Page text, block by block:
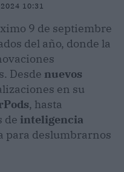
10:31
9 de septiembre
del año, donde la
Desde nuevos
en su
, hasta
de inteligencia
para deslumbrarnos